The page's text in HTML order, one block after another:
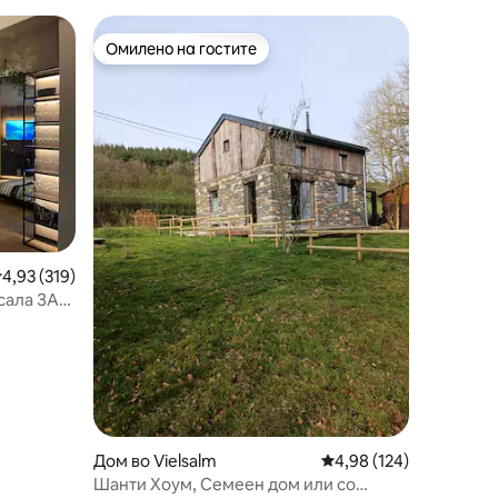
гостите“
оцена: 4,93 од 5, 319 рецензии
4,93 (319)
ЗА
Омилено на гостите
Омилено на гостите
Дом во Vielsalm Просечна оцена: 4,98
4,98 (124)
Шанти Хоум, Семеен дом или со